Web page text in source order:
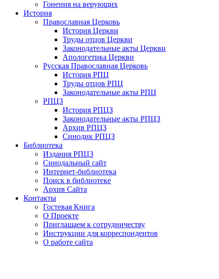
Гонения на верующих
История
Православная Церковь
История Церкви
Труды отцов Церкви
Законодательные акты Церкви
Апологетика Церкви
Русская Православная Церковь
История РПЦ
Труды отцов РПЦ
Законодательные акты РПЦ
РПЦЗ
История РПЦЗ
Законодательные акты РПЦЗ
Архив РПЦЗ
Синодик РПЦЗ
Библиотека
Издания РПЦЗ
Синодальный сайт
Интернет-библиотека
Поиск в библиотеке
Архив Сайта
Контакты
Гостевая Книга
О Проекте
Приглашаем к сотрудничеству
Инструкции для корреспондентов
О работе сайта